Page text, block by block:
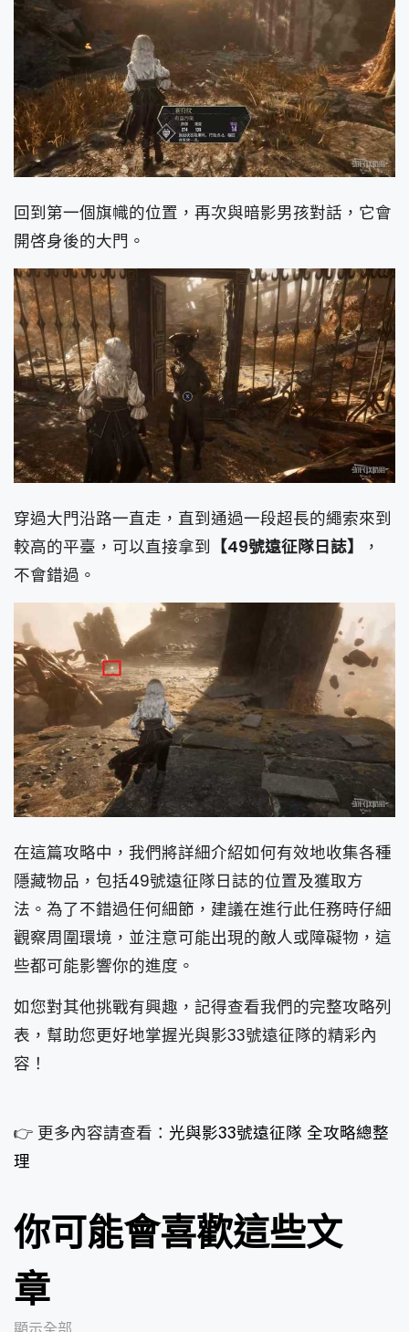
回到第一個旗幟的位置，再次與暗影男孩對話，它會
開啓身後的大門。
穿過大門沿路一直走，直到通過一段超長的繩索來到
較高的平臺，可以直接拿到 【49號遠征隊日誌】
，
不會錯過。
在這篇攻略中，我們將詳細介紹如何有效地收集各種
隱藏物品，包括49號遠征隊日誌的位置及獲取方
法。為了不錯過任何細節，建議在進行此任務時仔細
觀察周圍環境，並注意可能出現的敵人或障礙物，這
些都可能影響你的進度。
如您對其他挑戰有興趣，記得查看我們的完整攻略列
表，幫助您更好地掌握光與影33號遠征隊的精彩內
容！
👉 更多內容請查看： 光與影33號遠征隊 全攻略總整
理
你可能會喜歡這些文
章